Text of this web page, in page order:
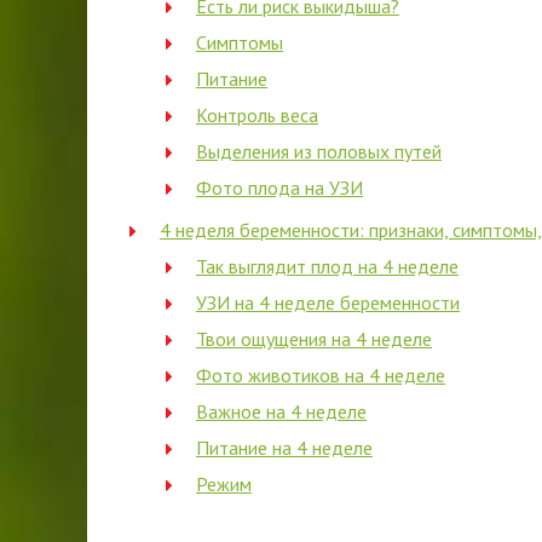
Есть ли риск выкидыша?
Симптомы
Питание
Контроль веса
Выделения из половых путей
Фото плода на УЗИ
4 неделя беременности: признаки,
Так выглядит плод на 4 неделе
УЗИ на 4 неделе беременности
Твои ощущения на 4 неделе
Фото животиков на 4 неделе
Важное на 4 неделе
Питание на 4 неделе
Режим